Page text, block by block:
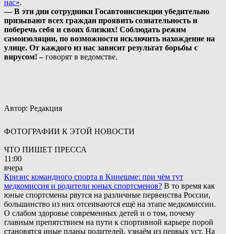
нас».
— В эти дни сотрудники Госавтоинспекции убедительно
призывают всех граждан проявить сознательность и
поберечь себя и своих близких! Соблюдать режим
самоизоляции, по возможности исключить нахождение на
улице. От каждого из нас зависит результат борьбы с
вирусом! –говорят в ведомстве.
Автор: Редакция
ФОТОГРАФИИ К ЭТОЙ НОВОСТИ
ЧТО ПИШЕТ ПРЕССА
11:00
вчера
Кризис командного спорта в Кинешме: при чём тут
медкомиссия и родители юных спортсменов? В то время как
юные спортсмены рвутся на различные первенства России,
большинство из них отсеиваются ещё на этапе медкомиссии.
О слабом здоровье современных детей и о том, почему
главным препятствием на пути к спортивной карьере порой
становятся иные планы родителей, узнаём из первых уст. На